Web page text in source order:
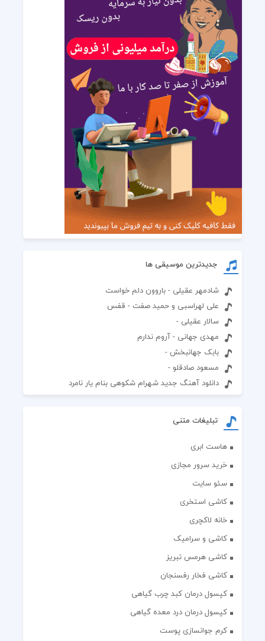
جدیدترین موسیقی ها
شادمهر عقیلی - باروون دلم خواست
علی لهراسبی و حمید صفت - قفس
سالار عقیلی -
مهدی جهانی - آروم ندارم
بابک جهانبخش -
مسعود صادقلو -
دانلود آهنگ جدید شهرام شکوهی بنام یار نامرد
تبلیغات متنی
هاست ابری
خرید سرور مجازی
سئو سایت
کاشی استخری
خانه لاکچری
کاشی و سرامیک
کاشی هرمس تبریز
کاشی فخار رفسنجان
کپسول درمان کبد چرب گیاهی
کپسول درمان درد معده گیاهی
کرم جوانسازی پوست